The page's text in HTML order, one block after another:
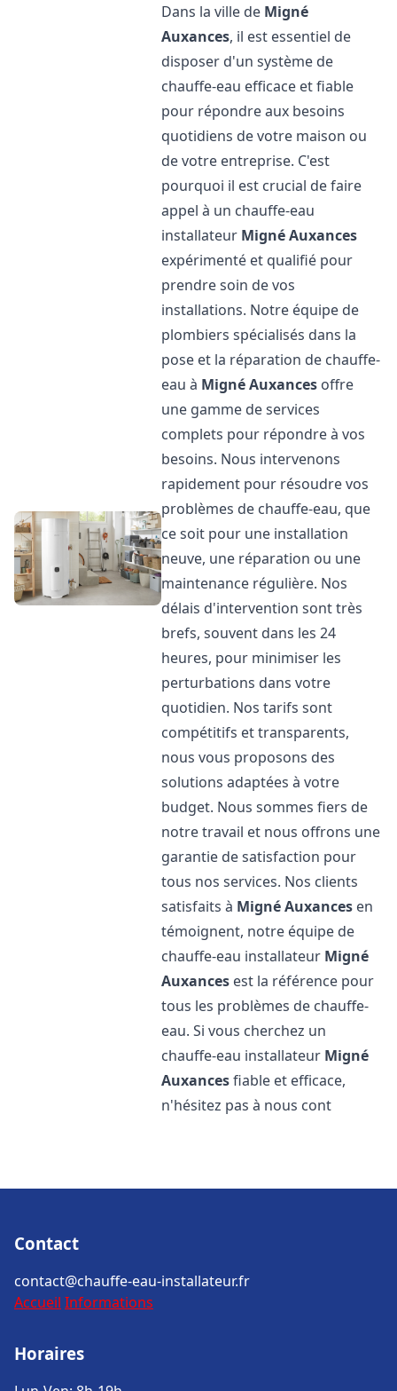
Dans la ville de Migné
Auxances, il est essentiel de
disposer d'un système de
chauffe-eau efficace et fiable
pour répondre aux besoins
quotidiens de votre maison ou
de votre entreprise. C'est
pourquoi il est crucial de faire
appel à un chauffe-eau
installateur Migné Auxances
expérimenté et qualifié pour
prendre soin de vos
installations. Notre équipe de
plombiers spécialisés dans la
pose et la réparation de chauffe-
eau à Migné Auxances offre
une gamme de services
complets pour répondre à vos
besoins. Nous intervenons
rapidement pour résoudre vos
problèmes de chauffe-eau, que
ce soit pour une installation
neuve, une réparation ou une
maintenance régulière. Nos
délais d'intervention sont très
brefs, souvent dans les 24
heures, pour minimiser les
perturbations dans votre
quotidien. Nos tarifs sont
compétitifs et transparents,
nous vous proposons des
solutions adaptées à votre
budget. Nous sommes fiers de
notre travail et nous offrons une
garantie de satisfaction pour
tous nos services. Nos clients
satisfaits à Migné Auxances en
témoignent, notre équipe de
chauffe-eau installateur Migné
Auxances est la référence pour
tous les problèmes de chauffe-
eau. Si vous cherchez un
chauffe-eau installateur Migné
Auxancesfiable et efficace,
n'hésitez pas à nous cont
Contact
contact@chauffe-eau-installateur.fr
Accueil Informations
Horaires